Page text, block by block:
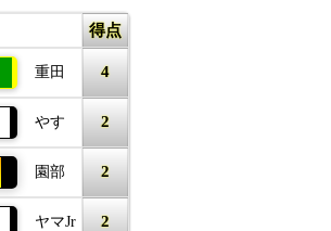
得点
重田 4
やす 2
園部 2
ヤマJr 2